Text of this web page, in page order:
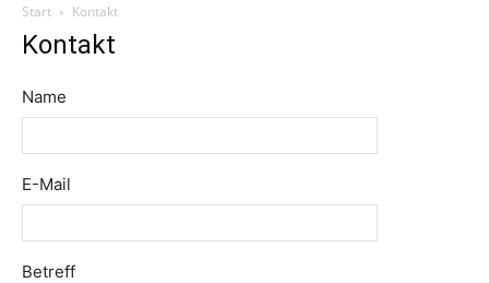
Start Kontakt
Kontakt
Name
E-Mail
Betreff